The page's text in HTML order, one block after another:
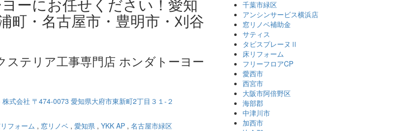
町・名古屋市・豊明市・刈谷
ステリア工事専門店 ホンダトーヨー
フォーム , 窓リノベ , 愛知県 , YKK AP , 名古屋市緑区
千葉市緑区
アンシンサービス横浜店
窓リノベ補助金
サティス
タビスプレーヌⅡ
床リフォーム
フリーフロアCP
愛西市
西宮市
大阪市阿倍野区
海部郡
中津川市
加西市